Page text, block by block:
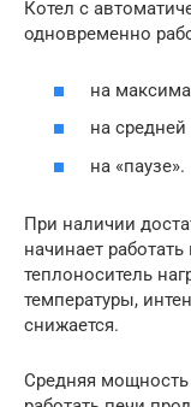
Котел с
одновременно
на
на
на «паузе».
При наличии
начинает
теплоноситель
температуры,
снижается.
Средняя